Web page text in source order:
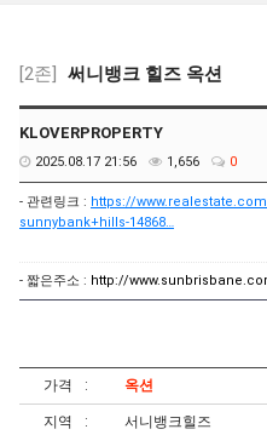
[2존] 써니뱅크 힐즈 옥션
KLOVERPROPERTY
2025.08.17 21:56 1,656 0
- 관련링크 : https://
sunnybank+hills-14868…
- 짧은주소 : http://
가격 옥션
지역 서니뱅크힐즈